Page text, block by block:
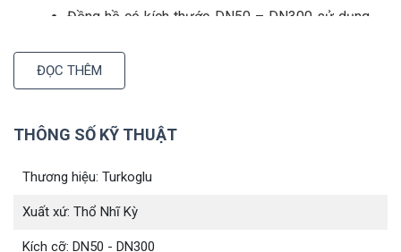
Đồng hồ có kích thước DN50 – DN300 sử dụng
Thân được chế tạo từ vật liệu gang. Vì thế, đồng
hồ có khả năng chịu áp lực lên tới 16 bar. Để
người ta phủ bên ngoài đồng hồ một lớp epoxy.
Đồng hồ đạt cấp chính xác A
2. Turkoglu nước thải mặt bích được sử
ĐỌC THÊM
THÔNG SỐ KỸ THUẬT
Thương hiệu: Turkoglu
Xuất xứ: Thổ Nhĩ Kỳ
Kích cỡ: DN50 - DN300